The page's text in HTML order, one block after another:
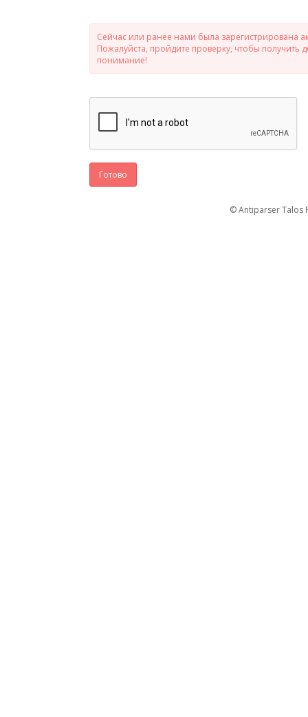
Сейчас или ранее нами была зарегистрирована
Пожалуйста, пройдите проверку, чтобы
понимание!
Готово
© Antiparser Talos